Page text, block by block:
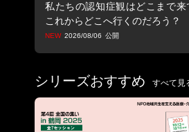
私たちの認知症観はどこまで来
これからどこへ行くのだろう？
2026/08/06
シリーズおすすめ すべて見